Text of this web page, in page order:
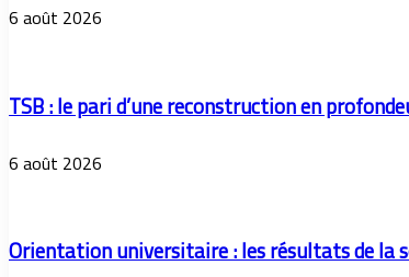
6 août 2026
TSB : le pari d’une reconstruction en
6 août 2026
Orientation universitaire : les résultats de la